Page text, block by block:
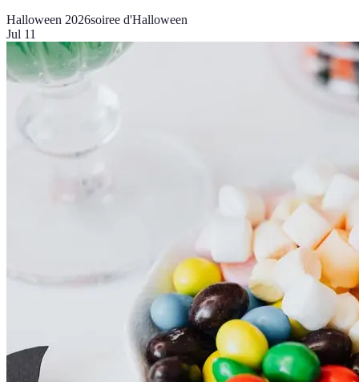
Halloween 2026soiree d'Halloween
Jul 11